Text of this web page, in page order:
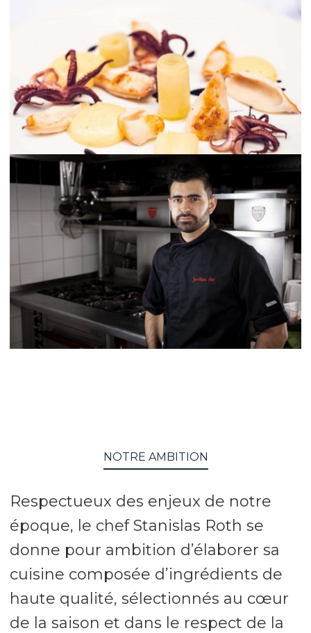
NOTRE AMBITION
Respectueux des enjeux de notre
époque, le chef Stanislas Roth se
donne pour ambition d’élaborer sa
cuisine composée d’ingrédients de
haute qualité, sélectionnés au cœur
de la saison et dans le respect de la